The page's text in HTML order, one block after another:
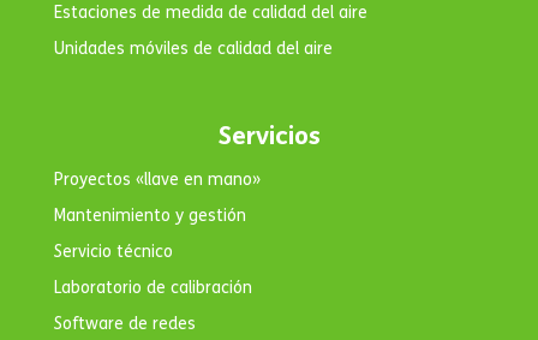
Estaciones de medida de calidad del aire
Unidades móviles de calidad del aire
Servicios
Proyectos «llave en mano»
Mantenimiento y gestión
Servicio técnico
Laboratorio de calibración
Software de redes